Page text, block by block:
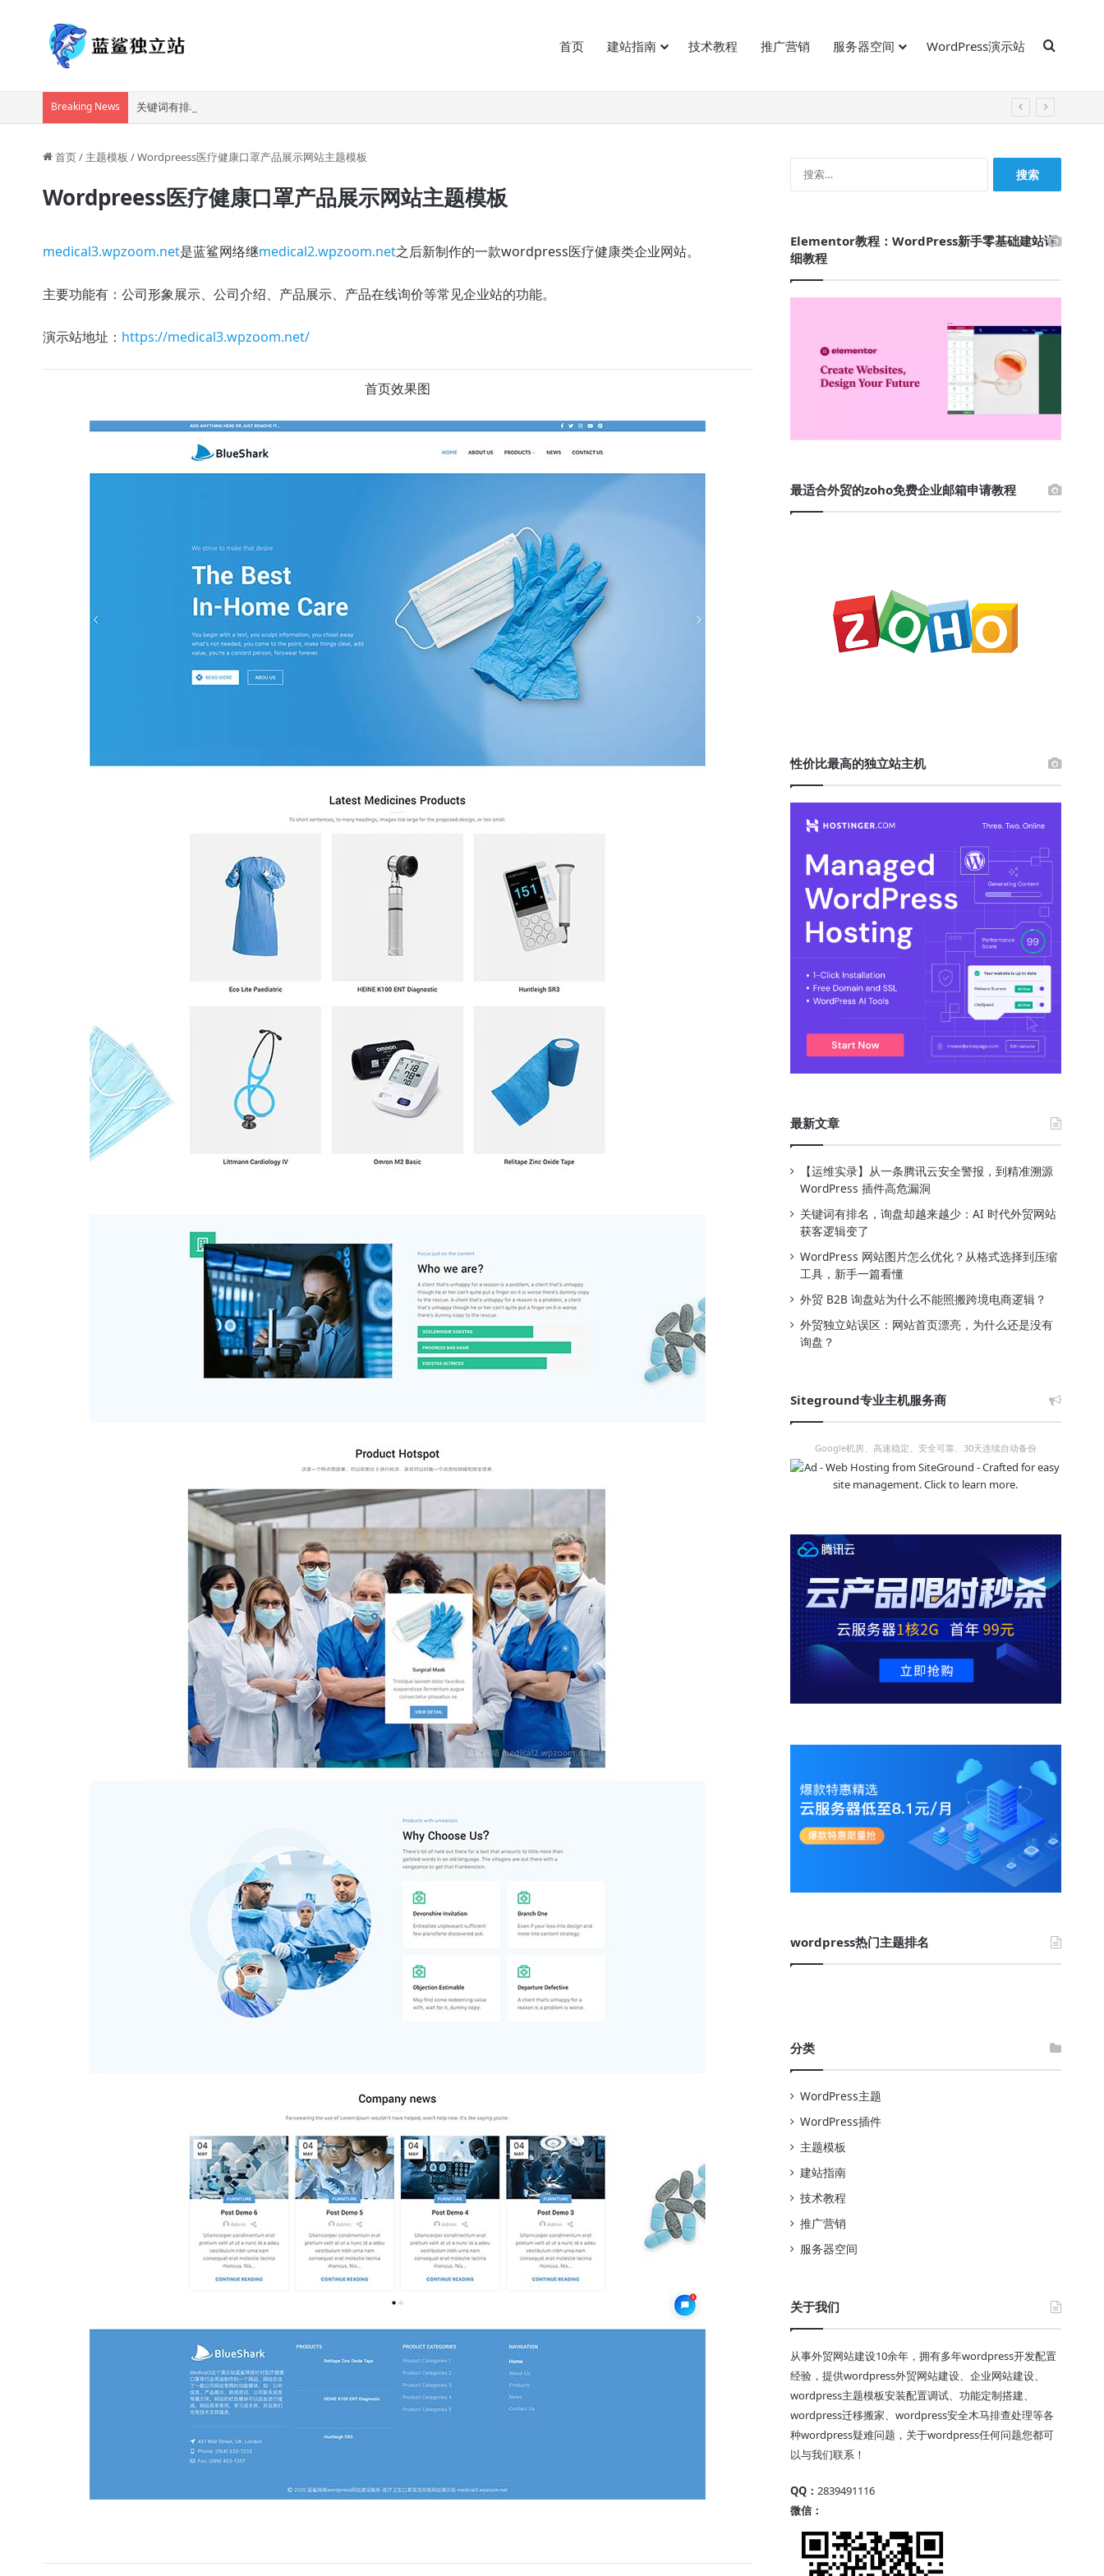
首页 建站指南 技术教程 推广营销 服务器空间 WordPress演示站 Search
Breaking News 关键词有排名，询盘却越来越少：AI 时代外贸网站获客逻辑变了
首页/ 主题模板 /Wordpreess医疗健康口罩产品展示网站主题模板
Wordpreess医疗健康口罩产品展示网站主题模板
medical3.wpzoom.net是蓝鲨网络继medical2.wpzoom.net之后新制作的一款wordpress医疗健康类企业网站。
主要功能有：公司形象展示、公司介绍、产品展示、产品在线询价等常见企业站的功能。
演示站地址： https://medical3.wpzoom.net/
首页效果图
Elementor教程：WordPress新手零基础建站详
细教程
最适合外贸的zoho免费企业邮箱申请教程
性价比最高的独立站主机
最新文章
【运维实录】从一条腾讯云安全警报，到精准溯源
WordPress 插件高危漏洞
关键词有排名，询盘却越来越少：AI 时代外贸网站
获客逻辑变了
WordPress 网站图片怎么优化？从格式选择到压缩
工具，新手一篇看懂
外贸 B2B 询盘站为什么不能照搬跨境电商逻辑？
外贸独立站误区：网站首页漂亮，为什么还是没有
询盘？
Siteground专业主机服务商
Google机房、高速稳定、安全可靠、30天连续自动备份
wordpress热门主题排名
分类
WordPress主题
WordPress插件
主题模板
建站指南
技术教程
推广营销
服务器空间
关于我们
从事外贸网站建设10余年，拥有多年wordpress开发配置
经验，提供wordpress外贸网站建设、企业网站建设、
wordpress主题模板安装配置调试、功能定制搭建、
wordpress迁移搬家、wordpress安全木马排查处理等各
种wordpress疑难问题，关于wordpress任何问题您都可
以与我们联系！
QQ： 2839491116
微信：